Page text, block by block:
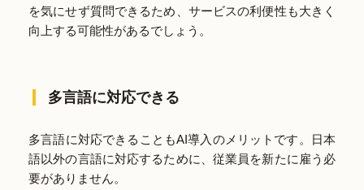
を気にせず質問できるため、サービスの利便性も大きく
向上する可能性があるでしょう。
多言語に対応できる
多言語に対応できることもAI導入のメリットです。日本
語以外の言語に対応するために、従業員を新たに雇う必
要がありません。